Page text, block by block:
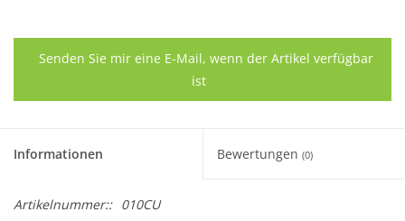
Senden Sie mir eine E-Mail, wenn der Artikel verfügbar
ist
Informationen Bewertungen (0)
Artikelnummer:: 010CU